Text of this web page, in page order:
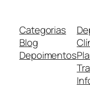
Categorias
Blog
Depoimentos